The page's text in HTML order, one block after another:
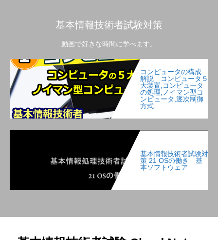
基本情報技術者試験対策
動画で好きな時間に学べます。
コンピュータの構成
解説 コンピュータ５
大装置,コンピュータ
の処理,ノイマン型コ
ンピュータ,逐次制御
方式
基本情報技術者試験対
策 21 OSの働き 基
本ソフトウェア